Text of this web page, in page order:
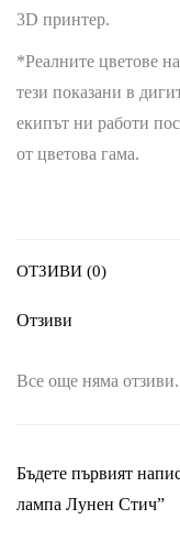
3D принтер.
*Реалните цветове
тези показани в
екипът ни работи
от цветова гама.
ОТЗИВИ (0)
Отзиви
Все още няма отзиви.
Бъдете първият
лампа Лунен Стич”